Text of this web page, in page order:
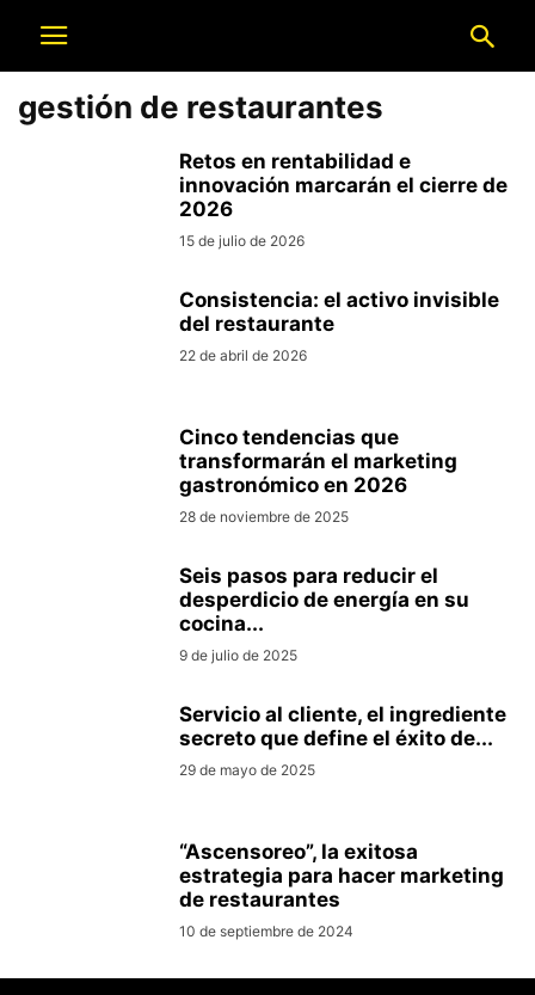
gestión de restaurantes
Retos en rentabilidad e
innovación marcarán el cierre de
2026
15 de julio de 2026
Consistencia: el activo invisible
del restaurante
22 de abril de 2026
Cinco tendencias que
transformarán el marketing
gastronómico en 2026
28 de noviembre de 2025
Seis pasos para reducir el
desperdicio de energía en su
cocina...
9 de julio de 2025
Servicio al cliente, el ingrediente
secreto que define el éxito de...
29 de mayo de 2025
“Ascensoreo”, la exitosa
estrategia para hacer marketing
de restaurantes
10 de septiembre de 2024